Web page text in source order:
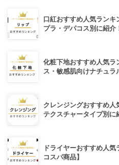
口紅おすすめ人気ラン
プラ・デパコス別に紹介
化粧下地おすすめ人気ラ
ス・敏感肌向けナチュラ
クレンジングおすすめ
テクスチャータイプ別に
ドライヤーおすすめ人
コスパ商品】